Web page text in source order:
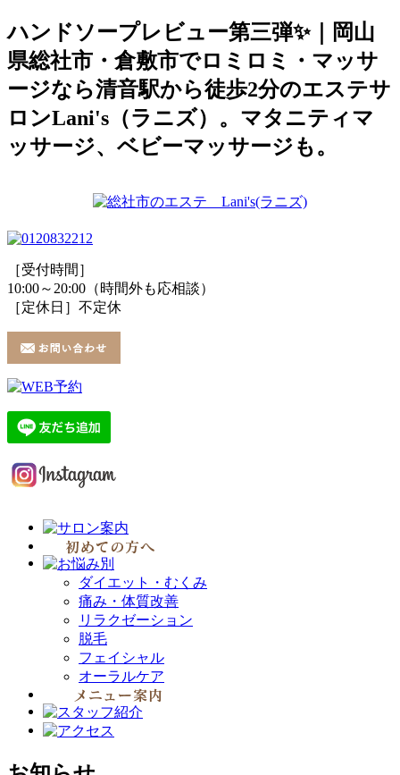
ハンドソープレビュー第三弾✨｜岡山
県総社市・倉敷市でロミロミ・マッサ
ージなら清音駅から徒歩2分のエステサ
ロンLani's（ラニズ）。マタニティマ
ッサージ、ベビーマッサージも。
［受付時間］
10:00～20:00（時間外も応相談）
［定休日］不定休
ダイエット・むくみ
痛み・体質改善
リラクゼーション
脱毛
フェイシャル
オーラルケア